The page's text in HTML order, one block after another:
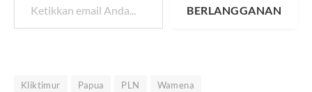
BERLANGGANAN
Kliktimur Papua PLN Wamena